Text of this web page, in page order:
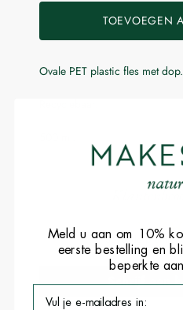
TOEVOEGEN
Laat me weten wanneer dit
Ovale PET plastic fles met dop.
Soyez le premier
Schrijf een
Meld u aan om 10%
eerste bestelling en
beperkte